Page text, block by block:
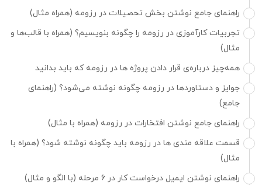
راهنمای جامع نوشتن بخش تحصیلات در رزومه (همراه مثال)
تجربیات کارآموزی در رزومه را چگونه بنویسیم؟ (همراه با قالب‌ها و
مثال)
همه‌چیز درباره‌ی قرار دادن پروژه ها در رزومه که باید بدانید
جوایز و دستاوردها در رزومه چگونه نوشته می‌شود؟ (راهنمای
جامع)
راهنمای جامع نوشتن افتخارات در رزومه (همراه با مثال)
قسمت علاقه مندی ها در رزومه باید چگونه نوشته شود؟ (همراه با
مثال)
راهنمای نوشتن ایمیل درخواست کار در ۶ مرحله (با الگو و مثال)